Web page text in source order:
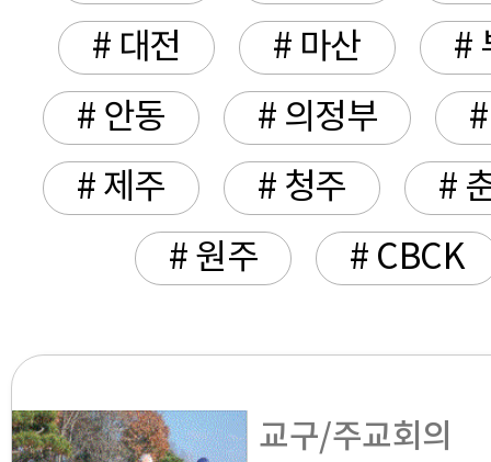
# 대전
# 마산
#
# 안동
# 의정부
# 제주
# 청주
#
# 원주
# CBCK
교구/주교회의